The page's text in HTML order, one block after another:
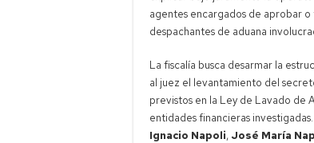
agentes encargados de aprobar
despachantes de aduana
La fiscalía busca desarmar la
al juez el levantamiento del
previstos en la Ley de Lavado de
entidades financieras
Ignacio Napoli, José María